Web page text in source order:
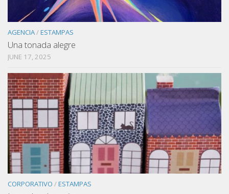
AGENCIA/ESTAMPAS
Una tonada alegre
JUNE 17, 2025
CORPORATIVO /ESTAMPAS